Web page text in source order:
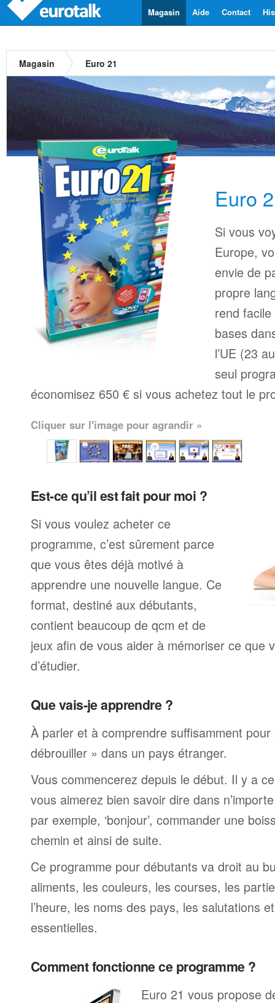
Contact
Aide
Magasin
Magasin Euro 21
Euro
Si vous
Europe,
envie de
propre
rend facile
bases
l’UE (23
seul
économisez 650 € si vous achetez tout le
Cliquer sur l'image pour agrandir »
Est-ce qu’il est fait pour moi ?
Si vous voulez acheter ce
programme, c’est sûrement parce
que vous êtes déjà motivé à
apprendre une nouvelle langue. Ce
format, destiné aux débutants,
contient beaucoup de qcm et de
jeux afin de vous aider à mémoriser ce que
d’étudier.
Que vais-je apprendre ?
À parler et à comprendre suffisamment
débrouiller » dans un pays étranger.
Vous commencerez depuis le début. Il y a
vous aimerez bien savoir dire dans
par exemple, ‘bonjour’, commander une
chemin et ainsi de suite.
Ce programme pour débutants va droit au
aliments, les couleurs, les courses, les
l’heure, les noms des pays, les salutations
essentielles.
Comment fonctionne ce programme ?
Euro 21 vous propose